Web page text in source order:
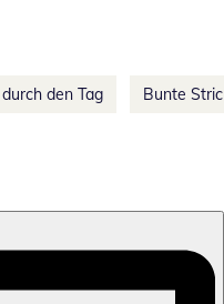
den Tag Bunte